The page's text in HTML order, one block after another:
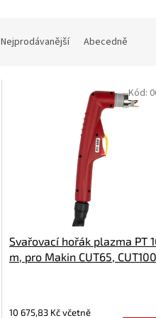
Nejprodávanější Abecedně
Svařovací hořák plazma PT
m, pro Makin CUT65,
10 675,83 Kč včetně
Kód: